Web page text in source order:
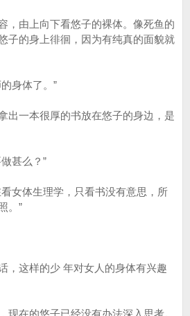
由上向下看悠子的裸体。像死鱼的
子的身上徘徊，因为有纯真的面貌就
身体了。”
一本很厚的书放在悠子的身边，是
甚么？”
体生理学，只看书没有意思，所
。”
这样的少 年对女人的身体有兴趣
在的悠子已经没有办法深入思考。